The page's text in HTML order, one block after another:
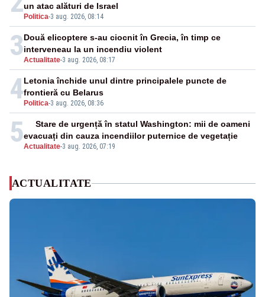
Politica-3 aug. 2026, 08:14
un atac alături de Israel
3Actualitate-3 aug. 2026, 08:17
Două elicoptere s-au ciocnit în Grecia, în timp ce
interveneau la un incendiu violent
4 Politica-3 aug. 2026, 08:36
Letonia închide unul dintre principalele puncte de
frontieră cu Belarus
5Actualitate-3 aug. 2026, 07:19
Stare de urgență în statul Washington: mii de oameni
evacuați din cauza incendiilor puternice de vegetație
ACTUALITATE